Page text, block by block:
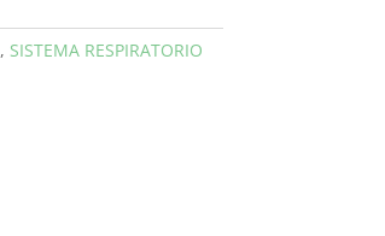
, SISTEMA RESPIRATORIO